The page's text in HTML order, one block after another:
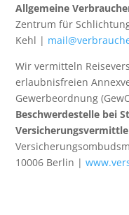
Allgemeine
Zentrum für
Kehl |
Wir vermitteln
erlaubnisfreien
Gewerbeordnung
Beschwerdestelle bei
10006 Berlin |